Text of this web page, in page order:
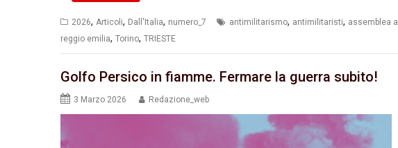
2026, Articoli, Dall'Italia, numero_7 antimilitarismo, antimilitaristi, assemblea
reggio emilia, Torino, TRIESTE
Golfo Persico in fiamme. Fermare la guerra subito!
3 Marzo 2026 Redazione_web